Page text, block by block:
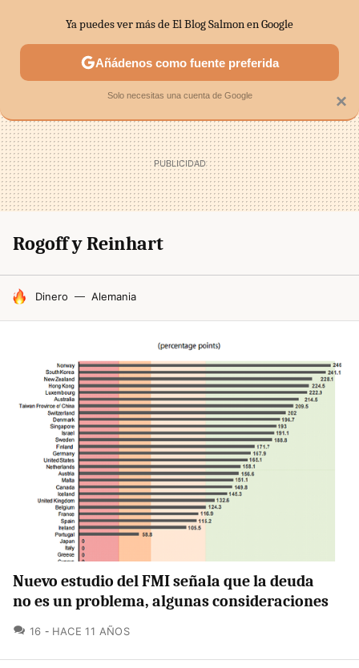
SECTORES ECONOMÍA DOMÉSTICA MERCADOS
Rogoff y Reinhart
HOY SE HABLA DE
Dinero Alemania
Nuevo estudio del FMI señala que la deuda
no es un problema, algunas consideraciones
16 COMENTARIOS
HACE 11 AÑOS
×
Ya puedes ver más de El Blog Salmon en Google
Añádenos como fuente preferida
Solo necesitas una cuenta de Google